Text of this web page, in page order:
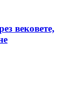
вековете,